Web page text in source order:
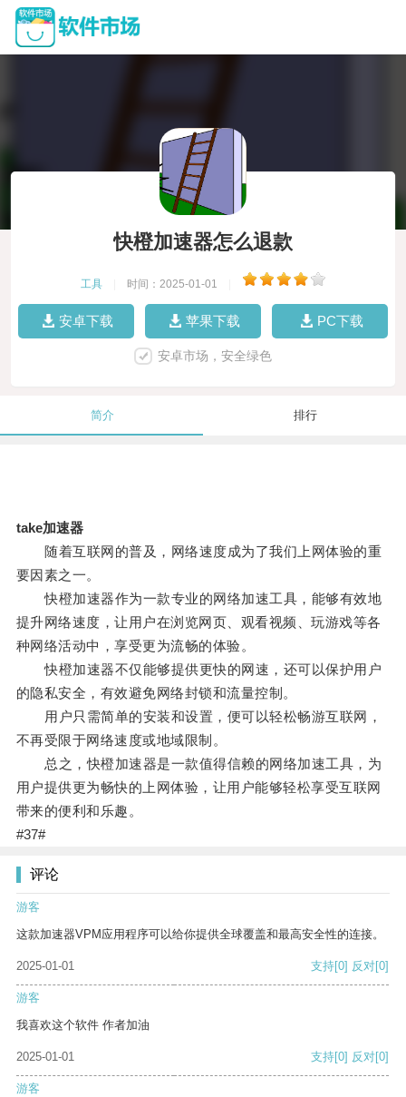
快橙加速器怎么退款
工具 时间：2025-01-01
安卓下载 苹果下载 PC下载
安卓市场，安全绿色
简介 排行
take加速器
随着互联网的普及，网络速度成为了我们上网体验的重
要因素之一。
快橙加速器作为一款专业的网络加速工具，能够有效地
提升网络速度，让用户在浏览网页、观看视频、玩游戏等各
种网络活动中，享受更为流畅的体验。
快橙加速器不仅能够提供更快的网速，还可以保护用户
的隐私安全，有效避免网络封锁和流量控制。
用户只需简单的安装和设置，便可以轻松畅游互联网，
不再受限于网络速度或地域限制。
总之，快橙加速器是一款值得信赖的网络加速工具，为
用户提供更为畅快的上网体验，让用户能够轻松享受互联网
带来的便利和乐趣。
#37#
评论
游客
这款加速器VPM应用程序可以给你提供全球覆盖和最高安全性的连接。
2025-01-01 支持[0] 反对[0]
游客
我喜欢这个软件 作者加油
2025-01-01 支持[0] 反对[0]
游客